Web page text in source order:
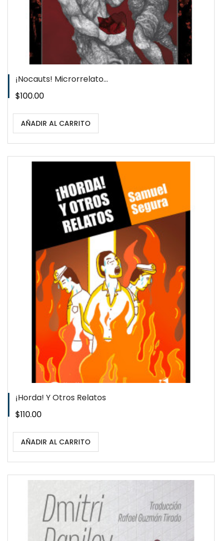
¡Nocauts! Microrrelato...
Precio
$100.00
AÑADIR AL CARRITO
¡Horda! Y Otros Relatos
Precio
$110.00
AÑADIR AL CARRITO